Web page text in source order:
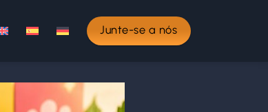
Junte-se a nós